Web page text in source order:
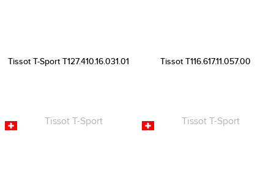
Tissot T-Sport T127.410.16.031.01 Tissot T116.617.11.057.00